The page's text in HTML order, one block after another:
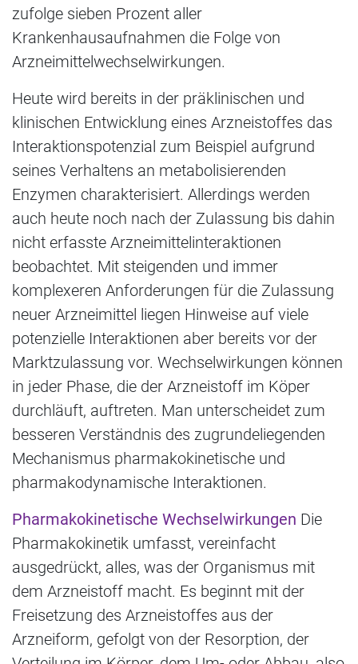
zufolge sieben Prozent aller
Krankenhausaufnahmen die Folge von
Arzneimittelwechselwirkungen.
Heute wird bereits in der präklinischen und
klinischen Entwicklung eines Arzneistoffes das
Interaktionspotenzial zum Beispiel aufgrund
seines Verhaltens an metabolisierenden
Enzymen charakterisiert. Allerdings werden
auch heute noch nach der Zulassung bis dahin
nicht erfasste Arzneimittelinteraktionen
beobachtet. Mit steigenden und immer
komplexeren Anforderungen für die Zulassung
neuer Arzneimittel liegen Hinweise auf viele
potenzielle Interaktionen aber bereits vor der
Marktzulassung vor. Wechselwirkungen können
in jeder Phase, die der Arzneistoff im Köper
durchläuft, auftreten. Man unterscheidet zum
besseren Verständnis des zugrundeliegenden
Mechanismus pharmakokinetische und
pharmakodynamische Interaktionen.
Pharmakokinetische Wechselwirkungen Die
Pharmakokinetik umfasst, vereinfacht
ausgedrückt, alles, was der Organismus mit
dem Arzneistoff macht. Es beginnt mit der
Freisetzung des Arzneistoffes aus der
Arzneiform, gefolgt von der Resorption, der